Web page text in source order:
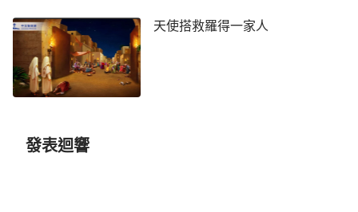
天使搭救羅得一家人
發表迴響